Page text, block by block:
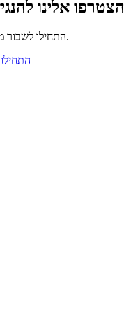
הצטרפו אלינו
התחילו לשבור מחסומי שפה בקהילה שלכם היום.